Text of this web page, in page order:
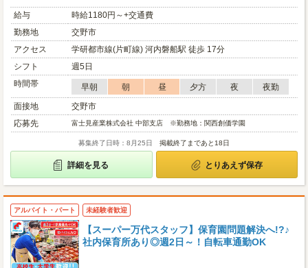
給与
時給1180円～+交通費
勤務地
交野市
アクセス
学研都市線(片町線) 河内磐船駅 徒歩 17分
シフト
週5日
時間帯
早朝 朝 昼 夕方 夜
夜勤
面接地
交野市
応募先
富士見産業株式会社 中部支店 ※勤務地：関西創価学園
募集終了日時：8月25日 掲載終了まであと18日
詳細を見る とりあえず保存
アルバイト・パート 未経験者歓迎
【スーパー万代スタッフ】保育園問題解決へ!?♪
社内保育所あり◎週2日～！自転車通勤OK